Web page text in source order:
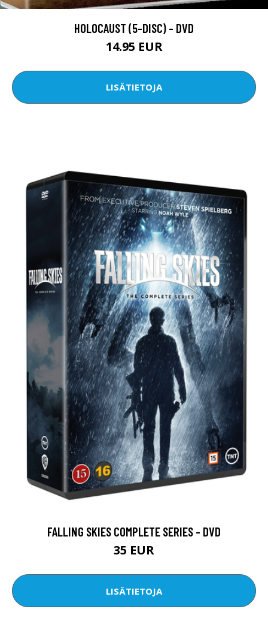
HOLOCAUST (5-DISC) - DVD
14.95 EUR
LISÄTIETOJA
FALLING SKIES COMPLETE SERIES - DVD
35 EUR
LISÄTIETOJA